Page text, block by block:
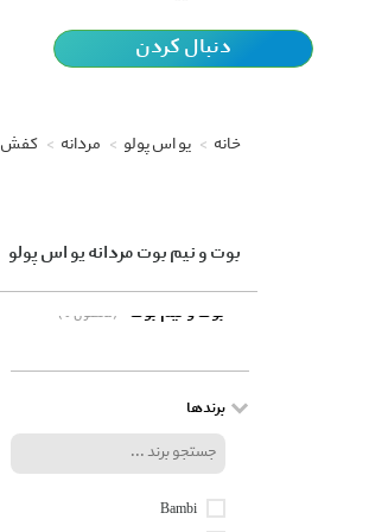
دنبال کردن
خانه یو اس پولو مردانه کفش
بوت و نیم بوت مردانه یو اس پولو
(0 محصول) بوت و نیم بوت
برندها
Bambi